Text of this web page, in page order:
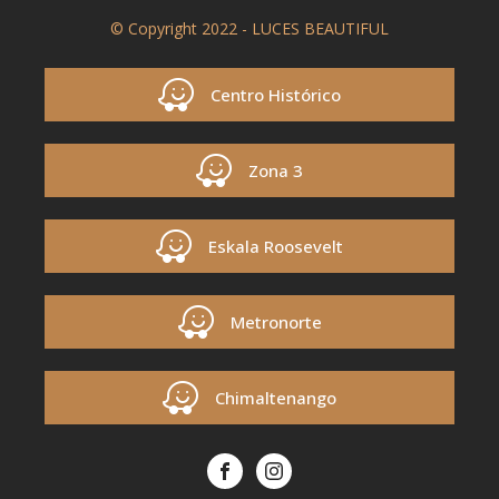
© Copyright 2022 - LUCES BEAUTIFUL
Centro Histórico
Zona 3
Eskala Roosevelt
Metronorte
Chimaltenango